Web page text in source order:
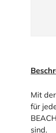
Mit
für
sind.